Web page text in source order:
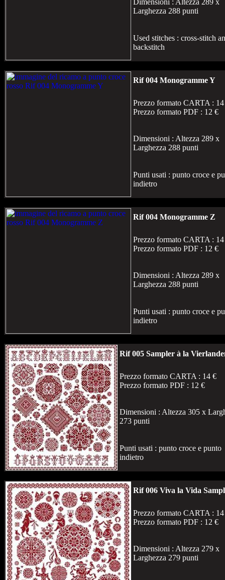
Dimensioni : Altezza 289 x
Larghezza 288 punti
Used stitches : cross-stitch
backstitch
Rif 004 Monogramme Y
Prezzo formato CARTA :
Prezzo formato PDF : 12 €
Dimensioni : Altezza 289 x
Larghezza 288 punti
Punti usati : punto croce e
indietro
Rif 004 Monogramme Z
Prezzo formato CARTA :
Prezzo formato PDF : 12 €
Dimensioni : Altezza 289 x
Larghezza 288 punti
Punti usati : punto croce e
indietro
Rif 005 Sampler à la
Prezzo formato CARTA : 14 €
Prezzo formato PDF : 12 €
Dimensioni : Altezza 305 x
273 punti
Punti usati : punto croce e punto
indietro
Rif 006 Viva la Vida
Prezzo formato CARTA :
Prezzo formato PDF : 12 €
Dimensioni : Altezza 279 x
Larghezza 279 punti